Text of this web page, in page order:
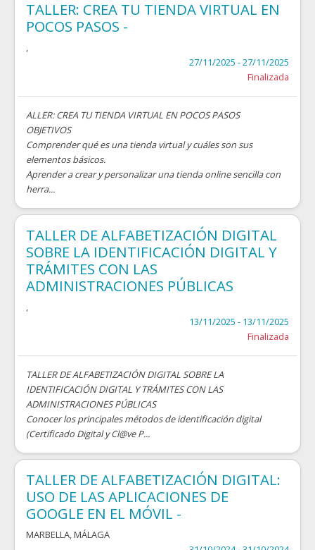
TALLER: CREA TU TIENDA VIRTUAL EN
POCOS PASOS -
,
27/11/2025 - 27/11/2025
Finalizada
ALLER: CREA TU TIENDA VIRTUAL EN POCOS PASOS
OBJETIVOS
Comprender qué es una tienda virtual y cuáles son sus
elementos básicos.
Aprender a crear y personalizar una tienda online sencilla con
herra...
TALLER DE ALFABETIZACIÓN DIGITAL
SOBRE LA IDENTIFICACIÓN DIGITAL Y
TRÁMITES CON LAS
ADMINISTRACIONES PÚBLICAS
,
13/11/2025 - 13/11/2025
Finalizada
TALLER DE ALFABETIZACIÓN DIGITAL SOBRE LA
IDENTIFICACIÓN DIGITAL Y TRÁMITES CON LAS
ADMINISTRACIONES PÚBLICAS
Conocer los principales métodos de identificación digital
(Certificado Digital y Cl@ve P...
TALLER DE ALFABETIZACIÓN DIGITAL:
USO DE LAS APLICACIONES DE
GOOGLE EN EL MÓVIL -
MARBELLA,MÁLAGA